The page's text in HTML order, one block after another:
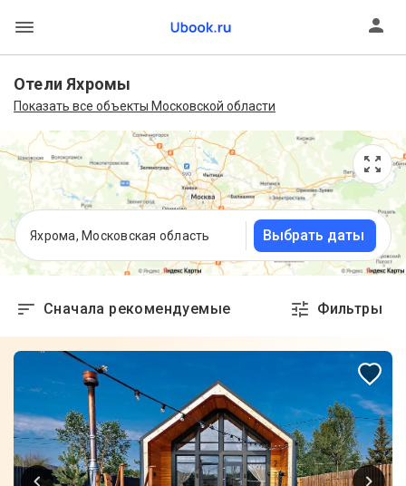
Отели Яхромы
Показать все объекты Московской области
Яхрома, Московская область Выбрать даты
Сначала рекомендуемые Фильтры